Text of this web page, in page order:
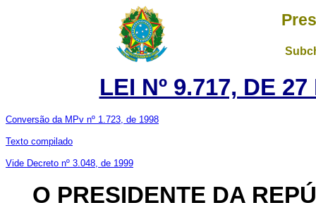
LEI Nº 9.717, DE
Conversão da MPv nº 1.723, de 1998
Texto compilado
Vide Decreto nº 3.048, de 1999
O PRESIDENTE DA